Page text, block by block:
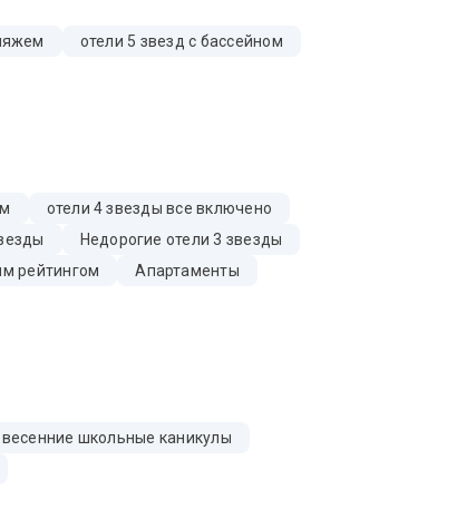
отели 5 звезд с бассейном
отели 4 звезды все включено
Недорогие отели 3 звезды
рейтингом
Апартаменты
школьные каникулы